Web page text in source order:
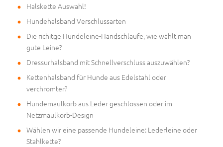
Halskette Auswahl!
Hundehalsband Verschlussarten
Die richitge Hundeleine-Handschlaufe, wie wählt man
gute Leine?
Dressurhalsband mit Schnellverschluss auszuwählen?
Kettenhalsband für Hunde aus Edelstahl oder
verchromter?
Hundemaulkorb aus Leder geschlossen oder im
Netzmaulkorb-Design
Wählen wir eine passende Hundeleine: Lederleine oder
Stahlkette?